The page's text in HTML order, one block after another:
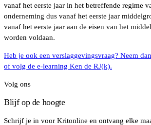
vanaf het eerste jaar in het betreffende regime
onderneming dus vanaf het eerste jaar
vanaf het eerste jaar aan de eisen van het
worden voldaan.
Heb je ook een verslaggevingsvraag? Neem
of volg de e-learning Ken de RJ(k).
Volg ons
Blijf op de hoogte
Schrijf je in voor Kritonline en ontvang elke